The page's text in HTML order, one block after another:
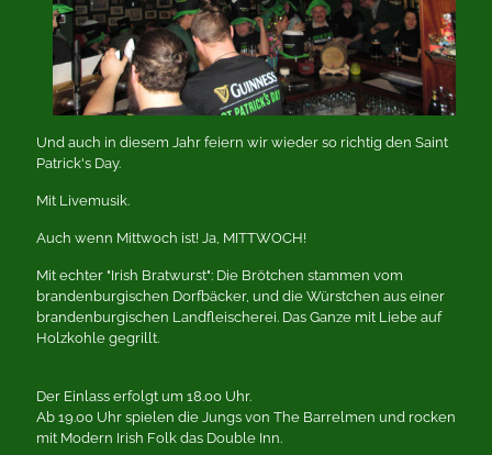
Und auch in diesem Jahr feiern wir wieder so richtig den Saint
Patrick's Day.
Mit Livemusik.
Auch wenn Mittwoch ist! Ja, MITTWOCH!
Mit echter "Irish Bratwurst": Die Brötchen stammen vom
brandenburgischen Dorfbäcker, und die Würstchen aus einer
brandenburgischen Landfleischerei. Das Ganze mit Liebe auf
Holzkohle gegrillt.
Der Einlass erfolgt um 18.00 Uhr.
Ab 19.00 Uhr spielen die Jungs von The Barrelmen und rocken
mit Modern Irish Folk das Double Inn.